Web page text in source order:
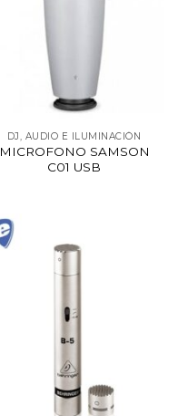
DJ, AUDIO E ILUMINACIÓN
MICROFONO SAMSON
C01 USB